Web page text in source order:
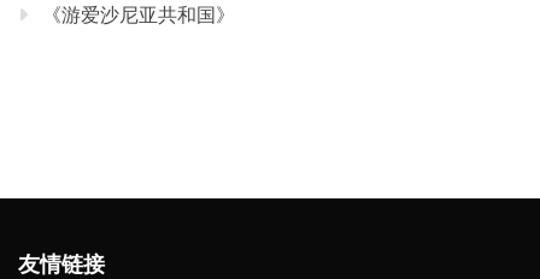
《游爱沙尼亚共和国》
友情链接